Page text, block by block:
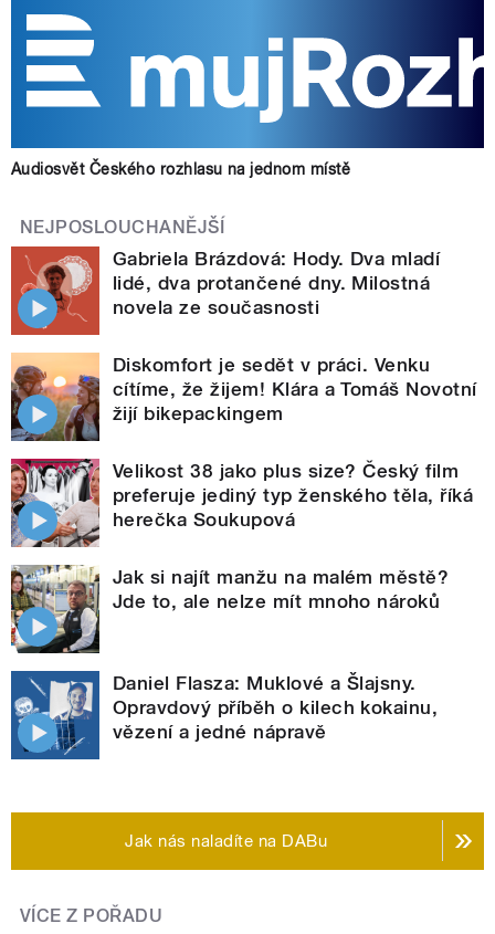
Audiosvět Českého rozhlasu na jednom místě
NEJPOSLOUCHANĚJŠÍ
Gabriela Brázdová: Hody. Dva mladí
lidé, dva protančené dny. Milostná
novela ze současnosti
Diskomfort je sedět v práci. Venku
cítíme, že žijem! Klára a Tomáš Novotní
žijí bikepackingem
Velikost 38 jako plus size? Český film
preferuje jediný typ ženského těla, říká
herečka Soukupová
Jak si najít manžu na malém městě?
Jde to, ale nelze mít mnoho nároků
Daniel Flasza: Muklové a Šlajsny.
Opravdový příběh o kilech kokainu,
vězení a jedné nápravě
Jak nás naladíte na DABu
VÍCE Z POŘADU